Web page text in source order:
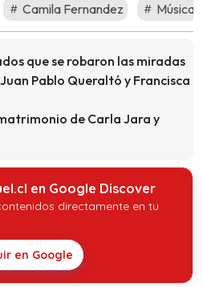
Camila Fernandez Música
que se robaron las miradas
Pablo Queraltó y Francisca
de Carla Jara y
en Google Discover
directamente en tu
en Google